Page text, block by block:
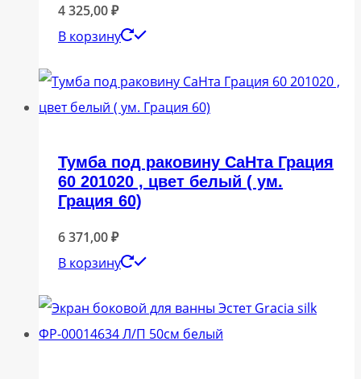
4 325,00₽
В корзину
Тумба под раковину СаНта Грация
60 201020 , цвет белый ( ум.
Грация 60)
6 371,00₽
В корзину